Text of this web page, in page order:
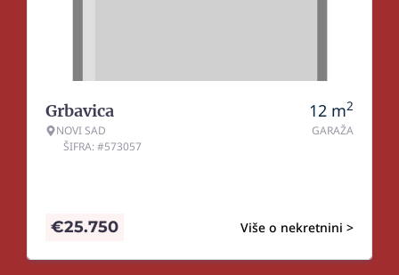
Grbavica
NOVI SAD
ŠIFRA: #573057
12 m2
GARAŽA
Više o nekretnini >
€25.750